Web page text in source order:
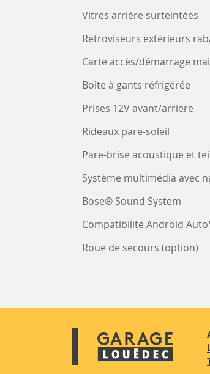
Vitres arrière surteintées
Rétroviseurs extérieurs
Carte accès/démarrage
Boîte à gants réfrigérée
Prises 12V avant/arrière
Rideaux pare-soleil
Pare-brise acoustique et
Système multimédia avec
Bose® Sound System
Compatibilité Android
Roue de secours (option)